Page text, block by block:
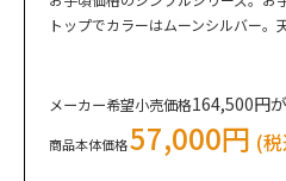
トップでカラーはムーンシルバー。
メーカー希望小売価格164,500円が
商品本体価格57,000円 (